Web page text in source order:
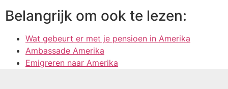
Belangrijk om ook te lezen:
Wat gebeurt er met je pensioen in Amerika
Ambassade Amerika
Emigreren naar Amerika